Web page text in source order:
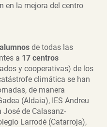
en la mejora del centro
de todas las
a 17 centros
y cooperativas) de los
climática se han
de manera
(Aldaia), IES Andreu
de Calasanz-
Larrodé (Catarroja),